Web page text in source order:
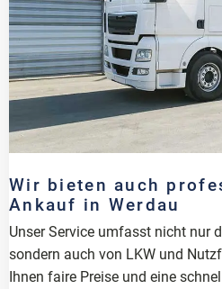
Wir bieten auch
Ankauf in Werdau
Unser Service umfasst nicht nur
sondern auch von LKW und
Ihnen faire Preise und eine